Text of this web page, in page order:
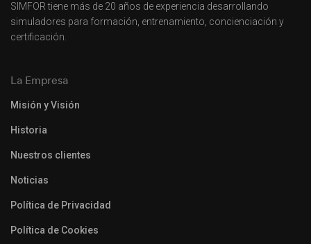
SIMFOR tiene más de 20 años de experiencia desarrollando
simuladores para formación, entrenamiento, concienciación y
certificación.
La Empresa
Misión y Visión
Historia
Nuestros clientes
Noticias
Política de Privacidad
Política de Cookies